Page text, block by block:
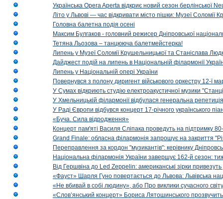
Українська Opera Aperta відкриє новий сезон берлінської
Літо у Львові — час відкривати місто пішки: Музеї Соломії
Головна балетна подія осені
Максим Булгаков - головний режисер Дніпровської
Тетяна Льозова – танцююча балетмейстерка!
Липень у Музеї Соломії Крушельницької та Станіслава
Дайджест подій на липень в Національній філармонії
Липень у Національній опері України
Повернувся з полону диригент військового оркестру 12-ї
У Сумах відкриють студію електроакустичної музики
У Хмельницькій філармонії відбулася генеральна
У Раді Європи відбувся концерт 17-річного українського
«Буча. Сила відродження»
Концерт пам'яті Василя Сліпака проведуть на підтримку
Grand Finale: обласна філармонія запрошує на закриття
Переправлення за кордон "музикантів": керівнику
Національна філармонія України завершує 162-й сезон:
Від Гершвіна до Led Zeppelin: американські зірки
«Фауст» Шарля Гуно повертається до Львова: Львівська
«Не вбивай в собі людину», або Про виклики сучасного світу
«Слов’янський концерт» Бориса Лятошинського